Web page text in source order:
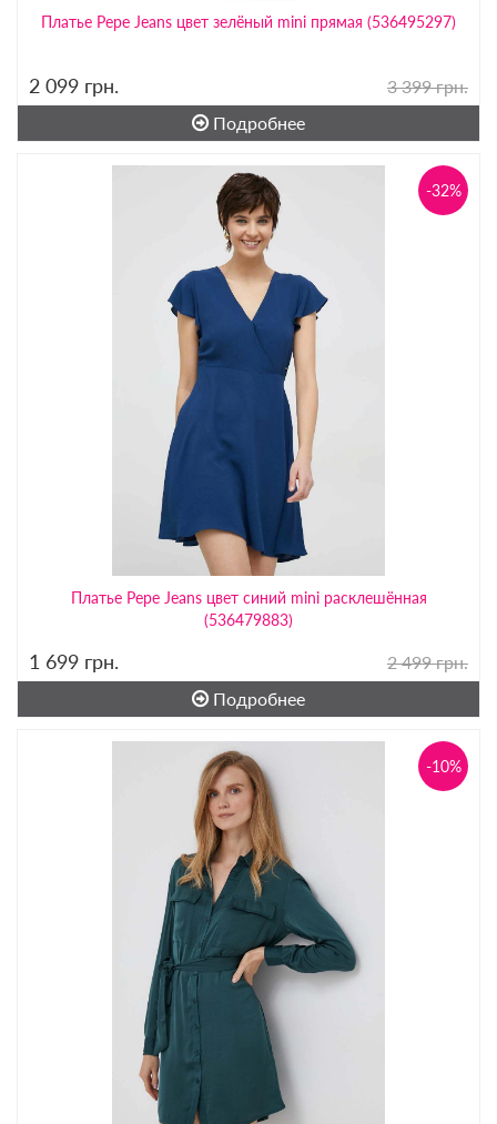
Платье Pepe Jeans цвет зелёный mini прямая (536495297)
2 099 грн.
3 399 грн.
Подробнее
Платье Pepe Jeans цвет синий mini расклешённая
(536479883)
-32%
1 699 грн.
2 499 грн.
Подробнее
-10%